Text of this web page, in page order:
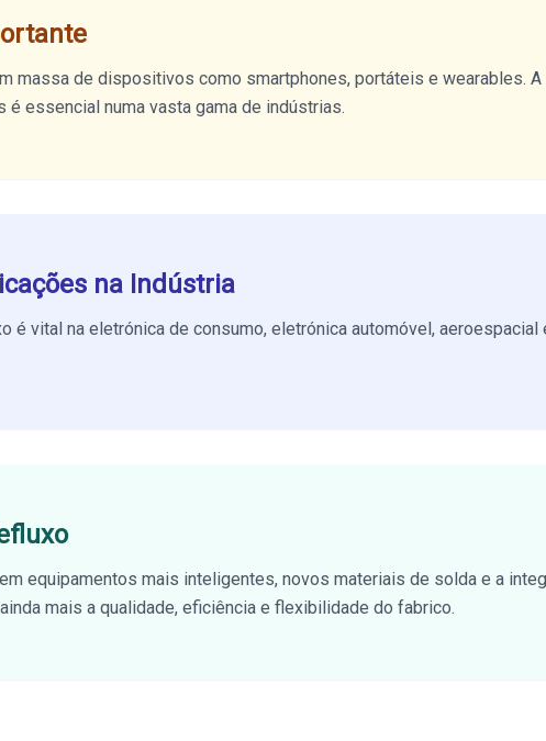
massa de dispositivos como smartphones, portáteis e wearables.
é essencial numa vasta gama de indústrias.
na Indústria
é vital na eletrónica de consumo, eletrónica automóvel,
equipamentos mais inteligentes, novos materiais de solda e a
mais a qualidade, eficiência e flexibilidade do fabrico.